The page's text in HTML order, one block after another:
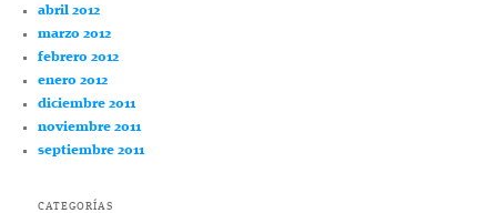
abril 2012
marzo 2012
febrero 2012
enero 2012
diciembre 2011
noviembre 2011
septiembre 2011
CATEGORÍAS